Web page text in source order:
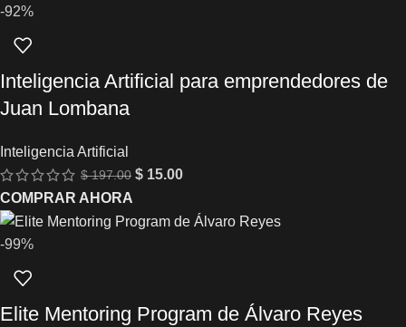
-92%
Inteligencia Artificial para emprendedores de
Juan Lombana
Inteligencia Artificial
$197.00 $ 15.00
COMPRAR AHORA
-99%
Elite Mentoring Program de Álvaro Reyes